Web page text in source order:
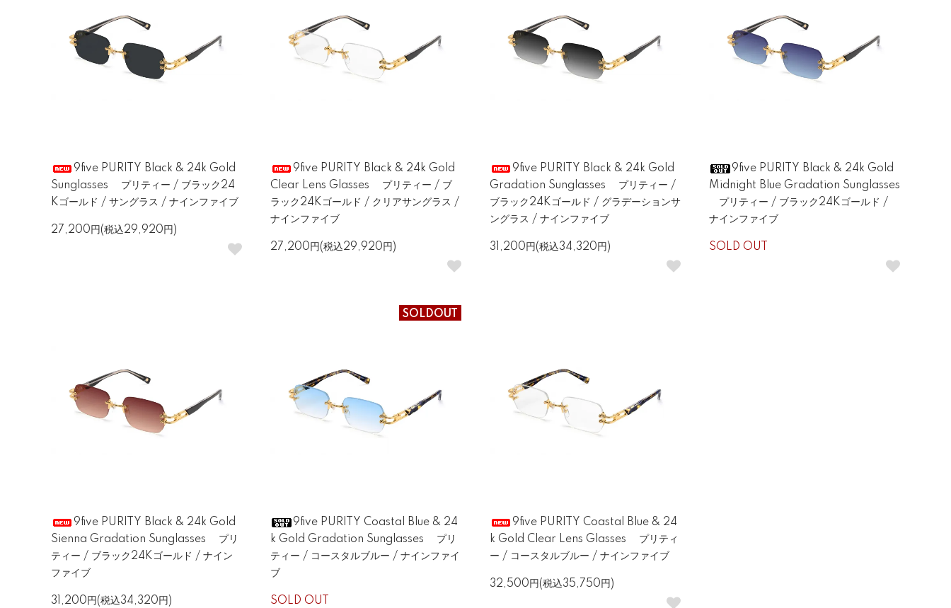
9five PURITY Black & 24k Gold
Sunglasses プリティー / ブラック24
Kゴールド / サングラス / ナインファイブ
27,200円(税込29,920円)
9five PURITY Black & 24k Gold
Clear Lens Glasses プリティー / ブ
ラック24Kゴールド / クリアサングラス /
ナインファイブ
27,200円(税込29,920円)
9five PURITY Black & 24k Gold
Gradation Sunglasses プリティー /
ブラック24Kゴールド / グラデーションサ
ングラス / ナインファイブ
31,200円(税込34,320円)
9five PURITY Black & 24k Gold
Midnight Blue Gradation Sunglasses
プリティー / ブラック24Kゴールド /
ナインファイブ
SOLD OUT
9five PURITY Black & 24k Gold
Sienna Gradation Sunglasses プリ
ティー / ブラック24Kゴールド / ナイン
ファイブ
31,200円(税込34,320円)
SOLDOUT
9five PURITY Coastal Blue & 24
k Gold Gradation Sunglasses プリ
ティー / コースタルブルー / ナインファイ
ブ
SOLD OUT
9five PURITY Coastal Blue & 24
k Gold Clear Lens Glasses プリティ
ー / コースタルブルー / ナインファイブ
32,500円(税込35,750円)